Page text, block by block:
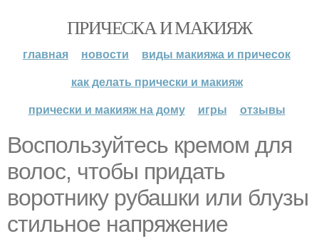
ПРИЧЕСКА И МАКИЯЖ
главная новости
виды макияжа и причесок
как делать прически и макияж
прически и макияж на дому
игры отзывы
Воспользуйтесь кремом для
волос, чтобы придать
воротнику рубашки или блузы
стильное напряжение